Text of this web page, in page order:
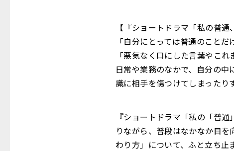
【『ショートドラマ「私の普
「自分にとっては普通のこと
「悪気なく口にした言葉やこ
日常や業務のなかで、自分の
識に相手を傷つけてしまったり
『ショートドラマ「私の「普
りながら、普段はなかなか目
わり方」について、ふと立ち止